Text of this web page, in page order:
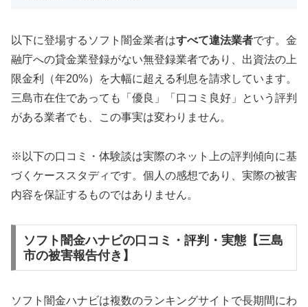
以下に登場するソフト闇金業者はすべて違法業者です。金
融庁への貸金業登録がない無登録業者であり、出資法の上
限金利（年20%）を大幅に超える利息を請求しています。
三島市在住であっても「優良」「口コミ良好」という評判
がある業者でも、この事実は変わりません。
※以下の口コミ・体験談は実際のネット上の評判傾向に基
づくケーススタディです。個人の感想であり、実際の被害
内容を保証するものではありません。
ソフト闇金ハナビの口コミ・評判・実態【三島
市の被害報告付き】
ソフト闇金ハナビは複数のランキングサイトで長期間にわ